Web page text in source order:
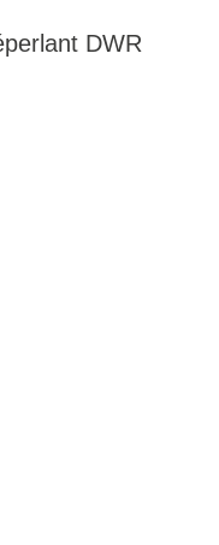
DWR